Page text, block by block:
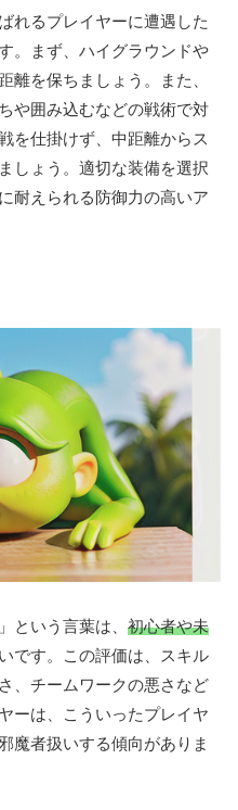
れるプレイヤーに遭遇した
。まず、ハイグラウンドや
離を保ちましょう。また、
や囲み込むなどの戦術で対
を仕掛けず、中距離からス
しょう。適切な装備を選択
耐えられる防御力の高いア
という言葉は、 初心者や未
です。この評価は、スキル
、チームワークの悪さなど
ーは、こういったプレイヤ
魔者扱いする傾向がありま